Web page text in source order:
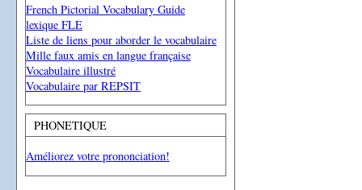
French Pictorial Vocabulary Guide
lexique FLE
Liste de liens pour aborder le vocabulaire
Mille faux amis en langue française
Vocabulaire illustré
Vocabulaire par REPSIT
PHONETIQUE
Améliorez votre prononciation!